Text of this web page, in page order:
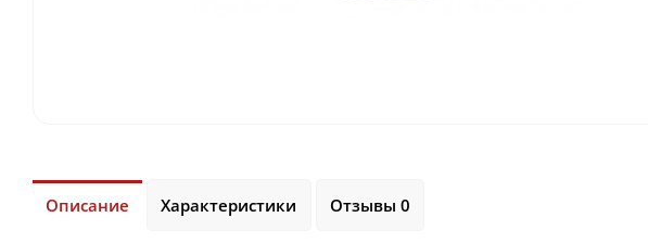
Описание Характеристики Отзывы 0